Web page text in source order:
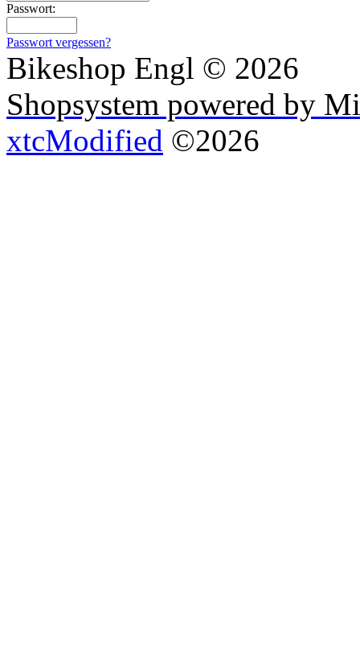
Passwort:
Passwort vergessen?
Bikeshop Engl © 2026
Shopsystem powered by
xtcModified ©2026